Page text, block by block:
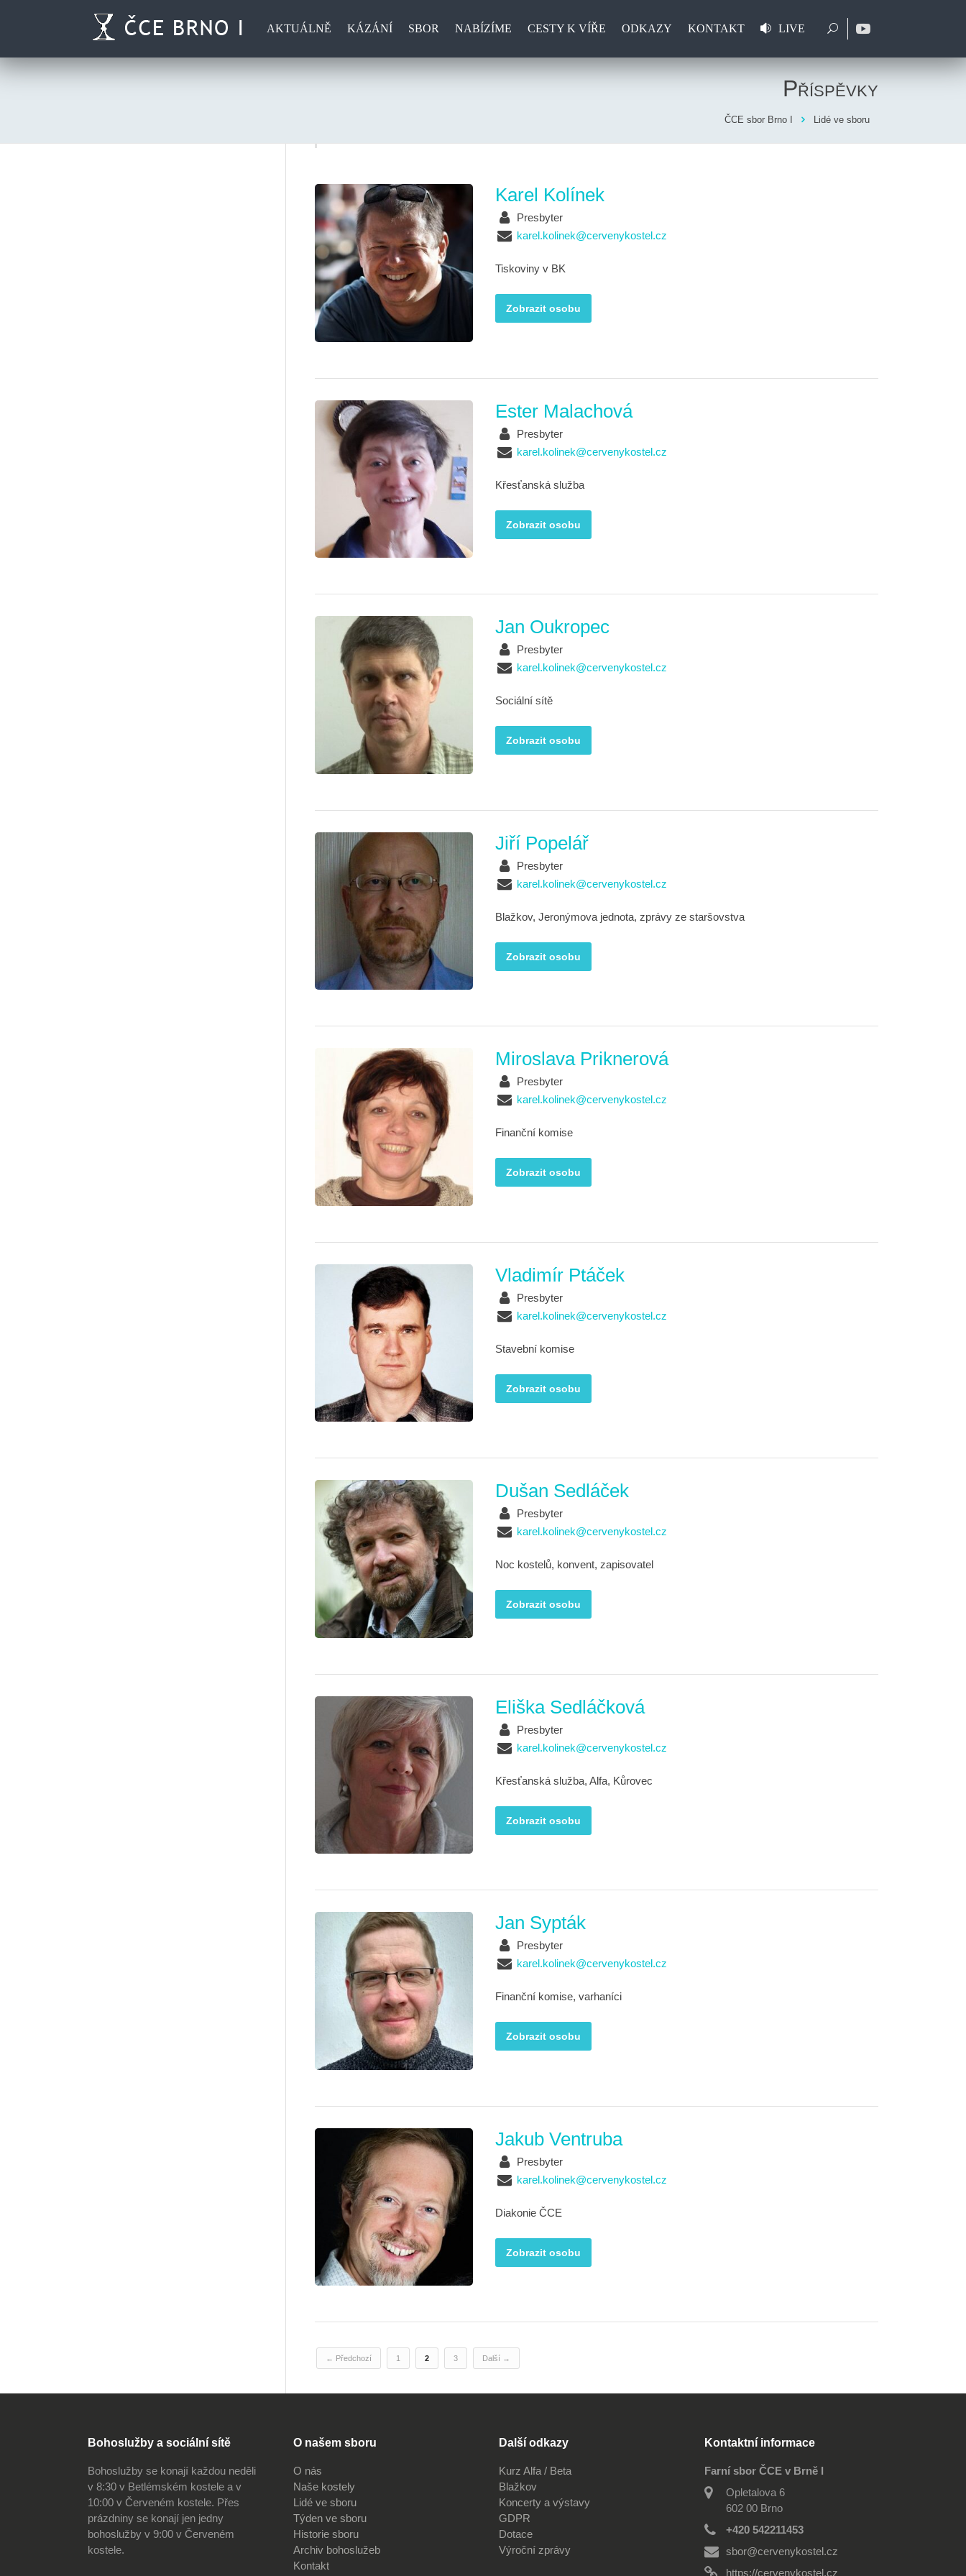
AKTUÁLNĚ KÁZÁNÍ SBOR NABÍZÍME CESTY K VÍŘE ODKAZY KONTAKT LIVE
Příspěvky
ČCE sbor Brno I Lidé ve sboru
Karel Kolínek
Presbyter
karel.kolinek@cervenykostel.cz
Tiskoviny v BK
Zobrazit osobu
Ester Malachová
Presbyter
karel.kolinek@cervenykostel.cz
Křesťanská služba
Zobrazit osobu
Jan Oukropec
Presbyter
karel.kolinek@cervenykostel.cz
Sociální sítě
Zobrazit osobu
Jiří Popelář
Presbyter
karel.kolinek@cervenykostel.cz
Blažkov, Jeronýmova jednota, zprávy ze staršovstva
Zobrazit osobu
Miroslava Priknerová
Presbyter
karel.kolinek@cervenykostel.cz
Finanční komise
Zobrazit osobu
Vladimír Ptáček
Presbyter
karel.kolinek@cervenykostel.cz
Stavební komise
Zobrazit osobu
Dušan Sedláček
Presbyter
karel.kolinek@cervenykostel.cz
Noc kostelů, konvent, zapisovatel
Zobrazit osobu
Eliška Sedláčková
Presbyter
karel.kolinek@cervenykostel.cz
Křesťanská služba, Alfa, Kůrovec
Zobrazit osobu
Jan Sypták
Presbyter
karel.kolinek@cervenykostel.cz
Finanční komise, varhaníci
Zobrazit osobu
Jakub Ventruba
Presbyter
karel.kolinek@cervenykostel.cz
Diakonie ČCE
Zobrazit osobu
← Předchozí 1 2 3 Další →
Bohoslužby a sociální sítě
Bohoslužby se konají každou neděli
v 8:30 v Betlémském kostele a v
10:00 v Červeném kostele. Přes
prázdniny se konají jen jedny
bohoslužby v 9:00 v Červeném
kostele.
O našem sboru
O nás
Naše kostely
Lidé ve sboru
Týden ve sboru
Historie sboru
Archiv bohoslužeb
Kontakt
Další odkazy
Kurz Alfa / Beta
Blažkov
Koncerty a výstavy
GDPR
Dotace
Výroční zprávy
Kontaktní informace
Farní sbor ČCE v Brně I
Opletalova 6
602 00 Brno
+420 542211453
sbor@cervenykostel.cz
https://cervenykostel.cz